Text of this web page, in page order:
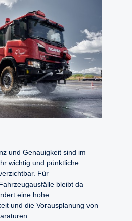
und Genauigkeit sind im
wichtig und pünktliche
Für
bleibt da
eine hohe
und die Vorausplanung von